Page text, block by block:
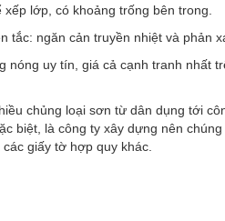
lớp, có khoảng trống bên trong.
tắc: ngăn cản truyền nhiệt và phản
nóng uy tín, giá cả cạnh tranh nhất
chủng loại sơn từ dân dụng tới
biệt, là công ty xây dựng nên
giấy tờ hợp quy khác.